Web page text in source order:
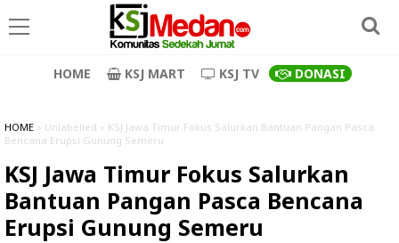
HOME KSJ MART KSJ TV DONASI
HOME » Unlabelled » KSJ Jawa Timur Fokus Salurkan Bantuan Pangan Pasca
Bencana Erupsi Gunung Semeru
KSJ Jawa Timur Fokus Salurkan
Bantuan Pangan Pasca Bencana
Erupsi Gunung Semeru